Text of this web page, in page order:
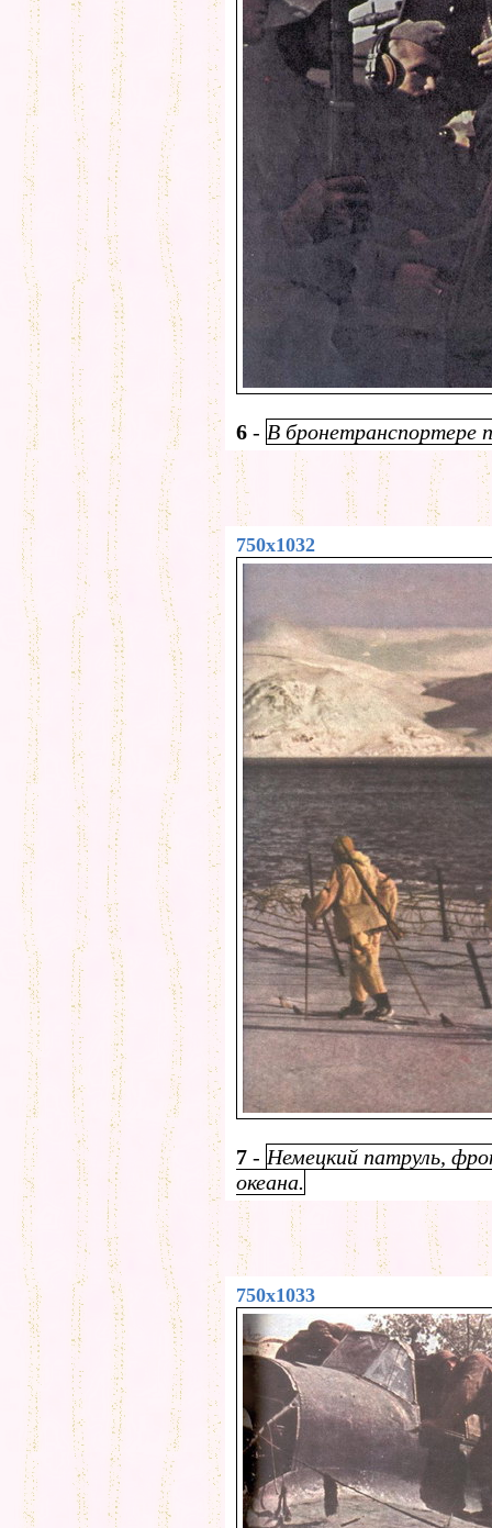
6 - В бронетранспортере
750x1032
7 - Немецкий патруль,
океана.
750x1033